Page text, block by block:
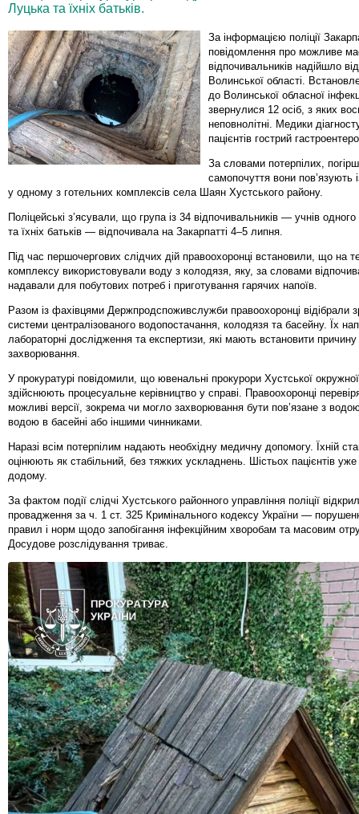
Луцька та їхніх батьків.
За інформацією поліції
повідомлення про можливе
відпочивальників надійшло
Волинської області.
до Волинської обласної
звернулися 12 осіб, з яких
неповнолітні. Медики
пацієнтів гострий
За словами потерпілих,
самопочуття вони пов’язують
у одному з готельних комплексів села Шаян Хустського району.
Поліцейські з’ясували, що група із 34 відпочивальників — учнів одного
та їхніх батьків — відпочивала на Закарпатті 4–5 липня.
Під час першочергових слідчих дій правоохоронці встановили, що на
комплексу використовували воду з колодязя, яку, за словами
надавали для побутових потреб і приготування гарячих напоїв.
Разом із фахівцями Держпродспоживслужби правоохоронці відібрали
системи централізованого водопостачання, колодязя та басейну. Їх
лабораторні дослідження та експертизи, які мають встановити
захворювання.
У прокуратурі повідомили, що ювенальні прокурори Хустської
здійснюють процесуальне керівництво у справі. Правоохоронці
можливі версії, зокрема чи могло захворювання бути пов’язане з
водою в басейні або іншими чинниками.
Наразі всім потерпілим надають необхідну медичну допомогу. Їхній
оцінюють як стабільний, без тяжких ускладнень. Шістьох пацієнтів
додому.
За фактом події слідчі Хустського районного управління поліції
провадження за ч. 1 ст. 325 Кримінального кодексу України —
правил і норм щодо запобігання інфекційним хворобам та масовим
Досудове розслідування триває.